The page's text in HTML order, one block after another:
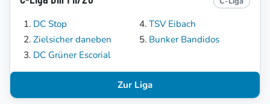
DC Stop
Zielsicher daneben
DC Grüner Escorial
TSV Eibach
Bunker Bandidos
Zur Liga